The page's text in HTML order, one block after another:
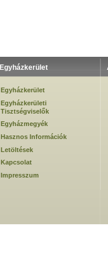
Egyházkerület
Egyházkerület
Egyházkerületi
Tisztségviselők
Egyházmegyék
Hasznos Információk
Letöltések
Kapcsolat
Impresszum